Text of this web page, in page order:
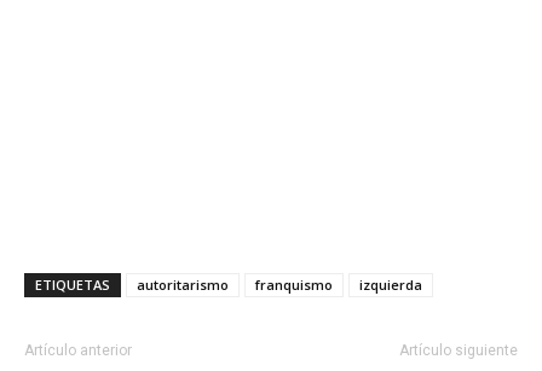
ETIQUETAS autoritarismo franquismo izquierda
Artículo anterior Artículo siguiente